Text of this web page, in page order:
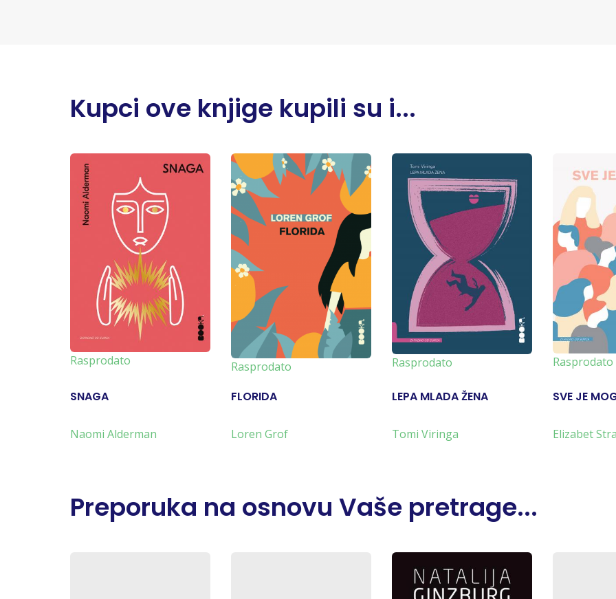
Kupci ove knjige kupili su i...
Rasprodato
SNAGA
Naomi Alderman
Rasprodato
FLORIDA
Loren Grof
Rasprodato
LEPA MLADA ŽENA
Tomi Viringa
Rasprodato
SVE JE
Elizabet
Preporuka na osnovu Vaše pretrage...